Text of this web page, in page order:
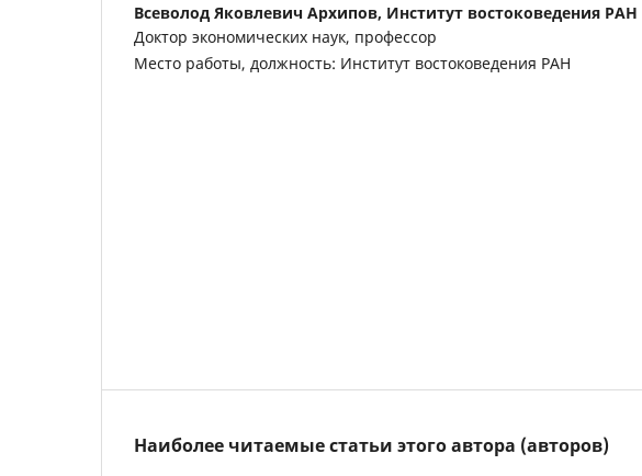
Всеволод Яковлевич Архипов, Институт востоковедения РАН
Доктор экономических наук, профессор
Место работы, должность: Институт востоковедения РАН
Наиболее читаемые статьи этого автора (авторов)